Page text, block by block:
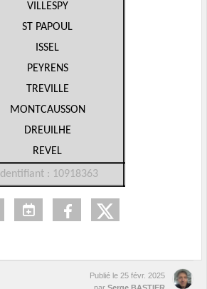
VILLESPY
ST PAPOUL
ISSEL
PEYRENS
TREVILLE
MONTCAUSSON
DREUILHE
REVEL
Identifiant : 10918363
Publié le 25 févr. 2025